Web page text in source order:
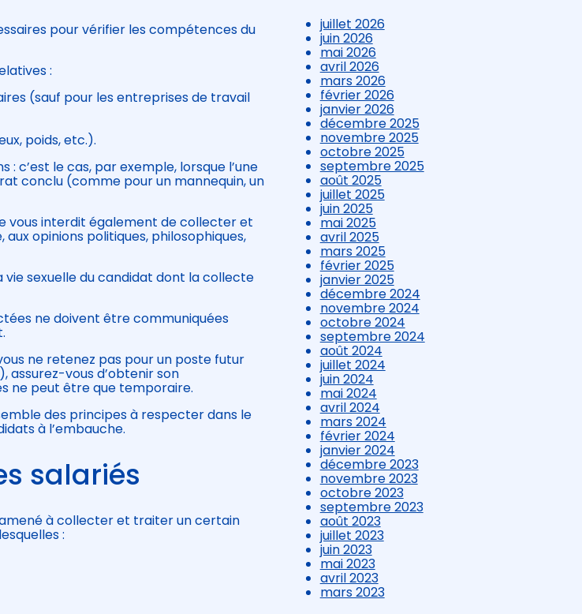
pour vérifier les compétences du
:
(sauf pour les entreprises de travail
poids, etc.).
c’est le cas, par exemple, lorsque l’une
conclu (comme pour un mannequin, un
vous interdit également de collecter et
opinions politiques, philosophiques,
sexuelle du candidat dont la collecte
ne doivent être communiquées
ne retenez pas pour un poste futur
assurez-vous d’obtenir son
ne peut être que temporaire.
des principes à respecter dans le
à l’embauche.
salariés
amené à collecter et traiter un certain
:
juillet 2026
juin 2026
mai 2026
avril 2026
mars 2026
février 2026
janvier 2026
décembre 2025
novembre 2025
octobre 2025
septembre 2025
août 2025
juillet 2025
juin 2025
mai 2025
avril 2025
mars 2025
février 2025
janvier 2025
décembre 2024
novembre 2024
octobre 2024
septembre 2024
août 2024
juillet 2024
juin 2024
mai 2024
avril 2024
mars 2024
février 2024
janvier 2024
décembre 2023
novembre 2023
octobre 2023
septembre 2023
août 2023
juillet 2023
juin 2023
mai 2023
avril 2023
mars 2023